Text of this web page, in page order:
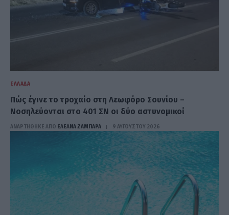
ΕΛΛΆΔΑ
Πώς έγινε το τροχαίο στη Λεωφόρο Σουνίου –
Νοσηλεύονται στο 401 ΣΝ οι δύο αστυνομικοί
ΑΝΑΡΤΗΘΗΚΕ ΑΠΟ ΕΛΕΑΝΑ ΖΑΜΠΑΡΑ 9 ΑΥΓΟΎΣΤΟΥ 2026